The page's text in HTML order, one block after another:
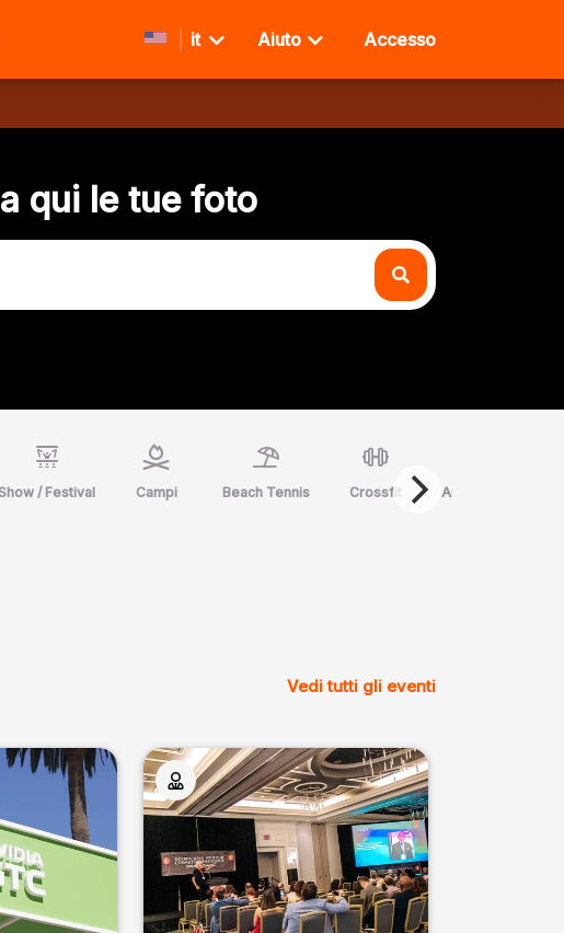
it Aiuto Accesso
qui le tue foto
/ Festival Campi Beach Tennis Crossfit Arte Marziale
Vedi tutti gli eventi